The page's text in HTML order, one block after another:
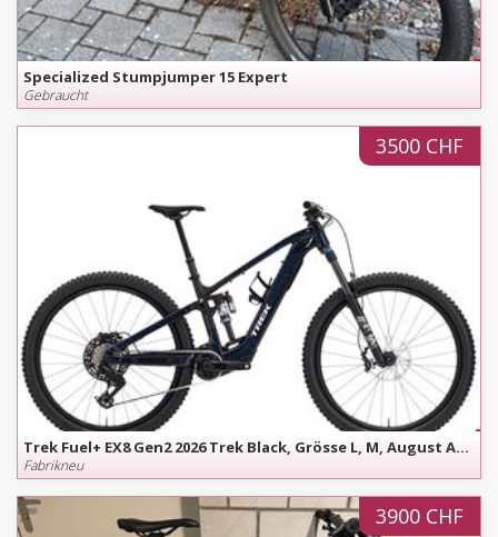
Specialized Stumpjumper 15 Expert
Gebraucht
3500 CHF
Trek Fuel+ EX8 Gen2 2026 Trek Black, Grösse L, M, August Angebot
Fabrikneu
3900 CHF